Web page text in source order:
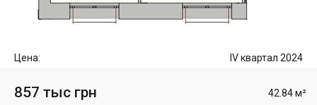
Цена: IV квартал 2024
857 тыс грн 42.84 м²